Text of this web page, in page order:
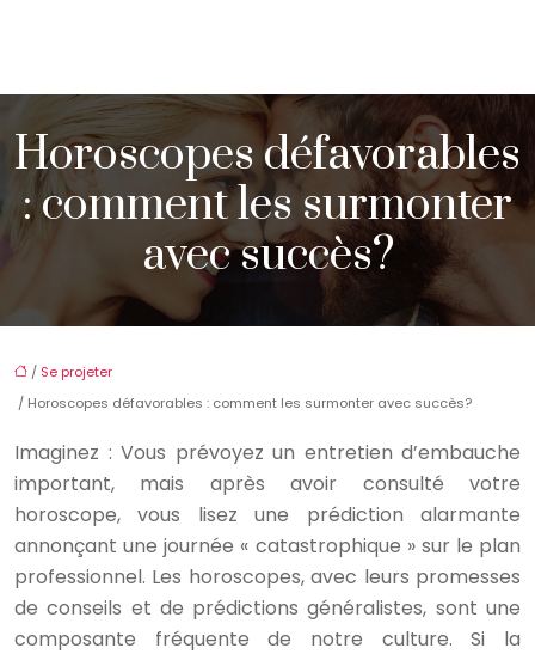
Horoscopes défavorables
: comment les surmonter
avec succès?
/ Se projeter
/ Horoscopes défavorables : comment les surmonter avec succès?
Imaginez : Vous prévoyez un entretien d’embauche
important, mais après avoir consulté votre
horoscope, vous lisez une prédiction alarmante
annonçant une journée « catastrophique » sur le plan
professionnel. Les horoscopes, avec leurs promesses
de conseils et de prédictions généralistes, sont une
composante fréquente de notre culture. Si la